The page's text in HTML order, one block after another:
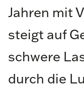
Jahren mit
steigt auf
schwere
durch die